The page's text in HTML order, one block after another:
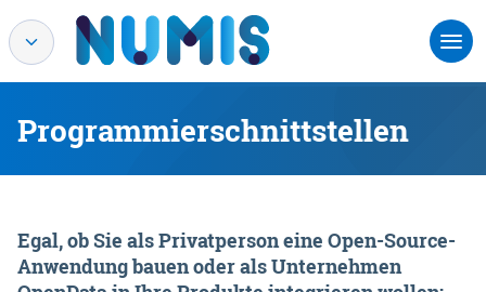
Programmierschnittstellen
Egal, ob Sie als Privatperson eine Open-Source-
Anwendung bauen oder als Unternehmen